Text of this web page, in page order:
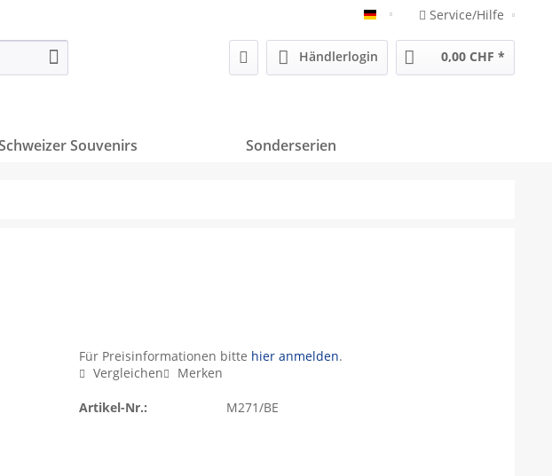
Deutsch Service/Hilfe
Händlerlogin 0,00 CHF *
Souvenirs Sonderserien
Für Preisinformationen bitte hier anmelden.
Vergleichen
Merken
Artikel-Nr.: M271/BE